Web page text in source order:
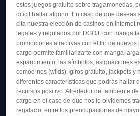
estos juegos gratuito sobre tragamonedas,
difícil hallar alguno. En caso de que deseas
cita nuestra elección de casinos en internet
legales y regulados por DGOJ, con manga
promociones atractivas con el fin de nuevos
cargo permite familiarizarte con manga
esparcimiento, las símbolos, asignaciones
comodines (wilds), giros gratuito, jackpots y
diferentes características que podrás hallar
recursos positivo. Alrededor del ambiente
cargo en el caso de que nos lo olvidemos
regalado, entre los preocupaciones de